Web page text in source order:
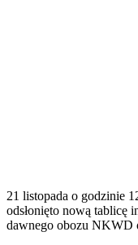
21 listopada o godzinie
odsłonięto nową tablicę
dawnego obozu NKWD